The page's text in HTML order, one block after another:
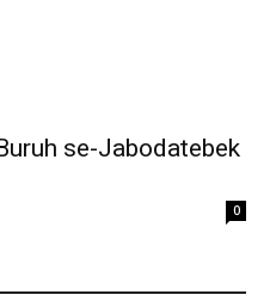
se-Jabodatebek
0